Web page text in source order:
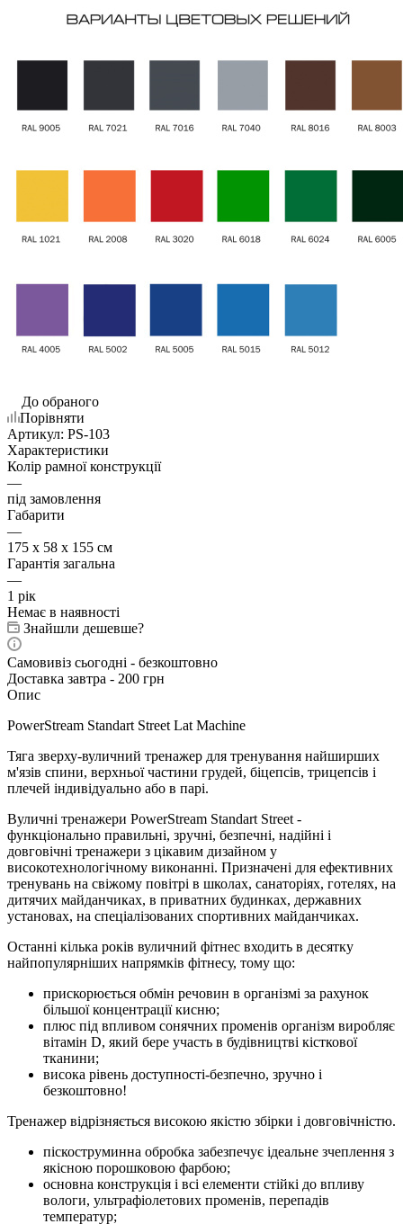
До обраного
Порівняти
Артикул: PS-103
Характеристики
Колір рамної конструкції
—
під замовлення
Габарити
—
175 х 58 х 155 см
Гарантія загальна
—
1 рік
Немає в наявності
Знайшли дешевше?
Самовивіз сьогодні - безкоштовно
Доставка завтра - 200 грн
Опис
PowerStream Standart Street Lat Machine
Тяга зверху-вуличний тренажер для тренування найширших
м'язів спини, верхньої частини грудей, біцепсів, трицепсів і
плечей індивідуально або в парі.
Вуличні тренажери PowerStream Standart Street -
функціонально правильні, зручні, безпечні, надійні і
довговічні тренажери з цікавим дизайном у
високотехнологічному виконанні. Призначені для ефективних
тренувань на свіжому повітрі в школах, санаторіях, готелях, на
дитячих майданчиках, в приватних будинках, державних
установах, на спеціалізованих спортивних майданчиках.
Останні кілька років вуличний фітнес входить в десятку
найпопулярніших напрямків фітнесу, тому що:
прискорюється обмін речовин в організмі за рахунок
більшої концентрації кисню;
плюс під впливом сонячних променів організм виробляє
вітамін D, який бере участь в будівництві кісткової
тканини;
висока рівень доступності-безпечно, зручно і
безкоштовно!
Тренажер відрізняється високою якістю збірки і довговічністю.
піскоструминна обробка забезпечує ідеальне зчеплення з
якісною порошковою фарбою;
основна конструкція і всі елементи стійкі до впливу
вологи, ультрафіолетових променів, перепадів
температур;